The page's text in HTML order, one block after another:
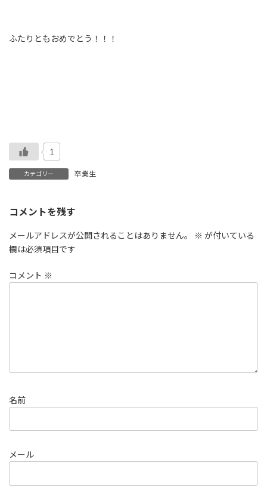
ふたりともおめでとう！！！
1
カテゴリー 卒業生
コメントを残す
メールアドレスが公開されることはありません。 ※ が付いている
欄は必須項目です
コメント ※
名前
メール